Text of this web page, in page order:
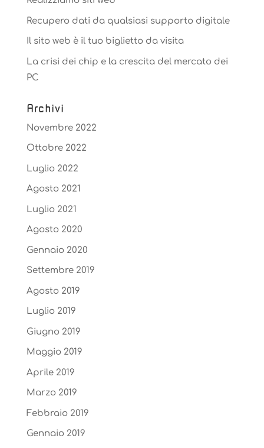
Recupero dati da qualsiasi supporto digitale
Il sito web è il tuo biglietto da visita
La crisi dei chip e la crescita del mercato dei
PC
Archivi
Novembre 2022
Ottobre 2022
Luglio 2022
Agosto 2021
Luglio 2021
Agosto 2020
Gennaio 2020
Settembre 2019
Agosto 2019
Luglio 2019
Giugno 2019
Maggio 2019
Aprile 2019
Marzo 2019
Febbraio 2019
Gennaio 2019